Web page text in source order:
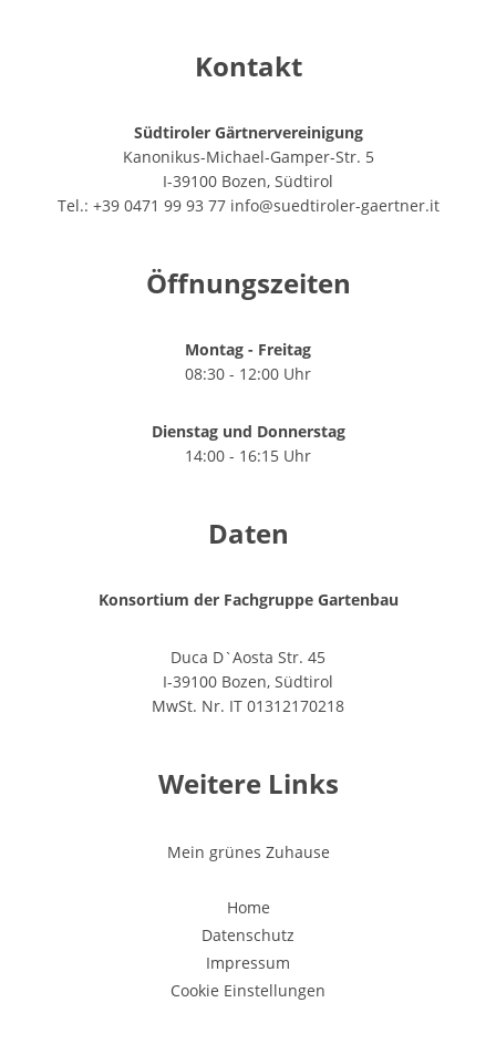
Kontakt
Südtiroler Gärtnervereinigung
Kanonikus-Michael-Gamper-Str. 5
I-39100 Bozen, Südtirol
Tel.: +39 0471 99 93 77 info@suedtiroler-gaertner.it
Öffnungszeiten
Montag - Freitag
08:30 - 12:00 Uhr
Dienstag und Donnerstag
14:00 - 16:15 Uhr
Daten
Konsortium der Fachgruppe Gartenbau
Duca D`Aosta Str. 45
I-39100 Bozen, Südtirol
MwSt. Nr. IT 01312170218
Weitere Links
Mein grünes Zuhause
Home
Datenschutz
Impressum
Cookie Einstellungen